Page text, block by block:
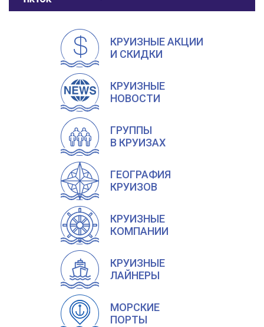
КРУИЗНЫЕ АКЦИИ
И СКИДКИ
КРУИЗНЫЕ
НОВОСТИ
ГРУППЫ
В КРУИЗАХ
ГЕОГРАФИЯ
КРУИЗОВ
КРУИЗНЫЕ
КОМПАНИИ
КРУИЗНЫЕ
ЛАЙНЕРЫ
МОРСКИЕ
ПОРТЫ